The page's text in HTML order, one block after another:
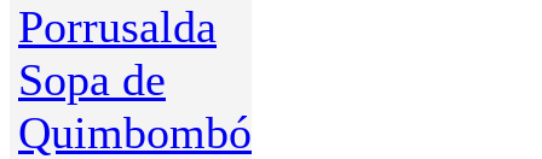
Porrusalda
Sopa de
Quimbombó